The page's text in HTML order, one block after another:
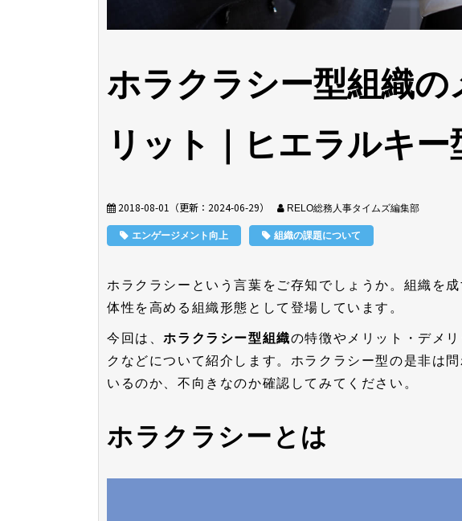
ホラクラシー型組織の
リット｜ヒエラルキ
2018-08-01 （更新： 2024-06-29） RELO総務人事タイムズ編集部
エンゲージメント向上 組織の課題について
ホラクラシーという言葉をご存知でしょうか。組織を
体性を高める組織形態として登場しています。
今回は、ホラクラシー型組織の特徴やメリット・デメ
クなどについて紹介します。ホラクラシー型の是非は
いるのか、不向きなのか確認してみてください。
ホラクラシーとは